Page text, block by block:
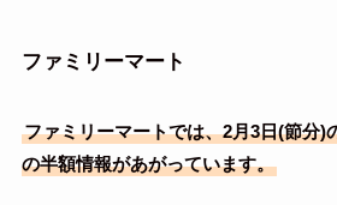
ファミリーマート
ファミリーマートでは、2月3日(節分)
の半額情報があがっています。